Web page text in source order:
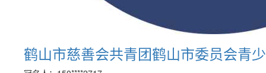
鹤山市慈善会共青团鹤山市委员会青